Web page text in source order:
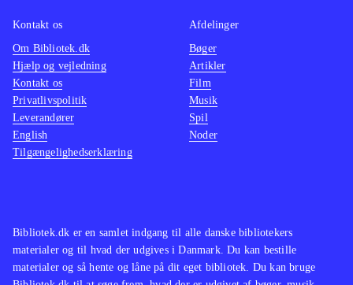
Bibliotek.dk er en samlet indgang til alle danske bibliotekers
materialer og til hvad der udgives i Danmark. Du kan bestille
materialer og så hente og låne på dit eget bibliotek. Du kan bruge
Kontakt os
Om Bibliotek.dk
Hjælp og vejledning
Kontakt os
Privatlivspolitik
Leverandører
English
Tilgængelighedserklæring
Afdelinger
Bøger
Artikler
Film
Musik
Spil
Noder